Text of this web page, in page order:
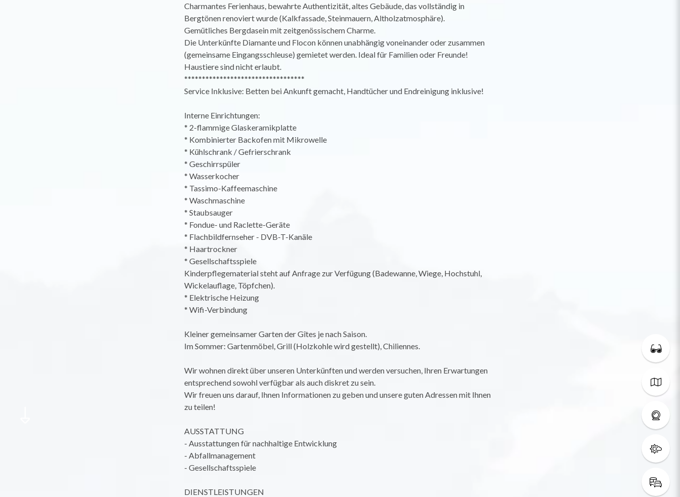
Charmantes Ferienhaus, bewahrte Authentizität, altes Gebäude, das vollständig in
Bergtönen renoviert wurde (Kalkfassade, Steinmauern, Altholzatmosphäre).
Gemütliches Bergdasein mit zeitgenössischem Charme.
Die Unterkünfte Diamante und Flocon können unabhängig voneinander oder zusammen
(gemeinsame Eingangsschleuse) gemietet werden. Ideal für Familien oder Freunde!
Haustiere sind nicht erlaubt.
**********************************
Service Inklusive: Betten bei Ankunft gemacht, Handtücher und Endreinigung inklusive!
Interne Einrichtungen:
* 2-flammige Glaskeramikplatte
* Kombinierter Backofen mit Mikrowelle
* Kühlschrank / Gefrierschrank
* Geschirrspüler
* Wasserkocher
* Tassimo-Kaffeemaschine
* Waschmaschine
* Staubsauger
* Fondue- und Raclette-Geräte
* Flachbildfernseher - DVB-T-Kanäle
* Haartrockner
* Gesellschaftsspiele
Kinderpflegematerial steht auf Anfrage zur Verfügung (Badewanne, Wiege, Hochstuhl,
Wickelauflage, Töpfchen).
* Elektrische Heizung
* Wifi-Verbindung
Kleiner gemeinsamer Garten der Gîtes je nach Saison.
Im Sommer: Gartenmöbel, Grill (Holzkohle wird gestellt), Chiliennes.
Wir wohnen direkt über unseren Unterkünften und werden versuchen, Ihren Erwartungen
entsprechend sowohl verfügbar als auch diskret zu sein.
Wir freuen uns darauf, Ihnen Informationen zu geben und unsere guten Adressen mit Ihnen
zu teilen!
AUSSTATTUNG
- Ausstattungen für nachhaltige Entwicklung
- Abfallmanagement
- Gesellschaftsspiele
DIENSTLEISTUNGEN